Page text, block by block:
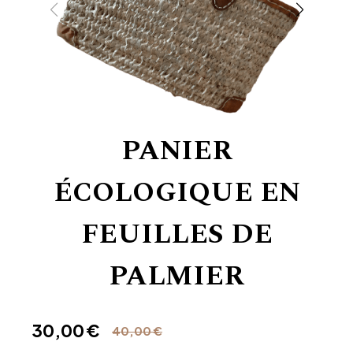
PANIER
ÉCOLOGIQUE EN
FEUILLES DE
PALMIER
30,00€ 40,00€